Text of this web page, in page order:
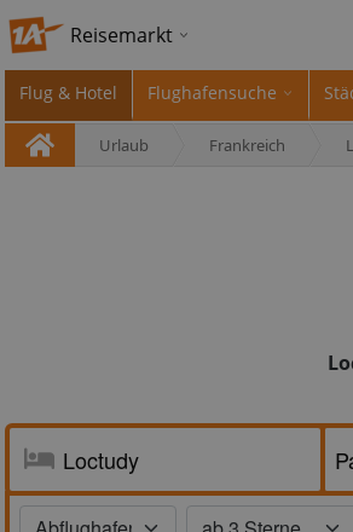
Reisemarkt
Flug & Hotel Flughafensuche
Urlaub Frankreich